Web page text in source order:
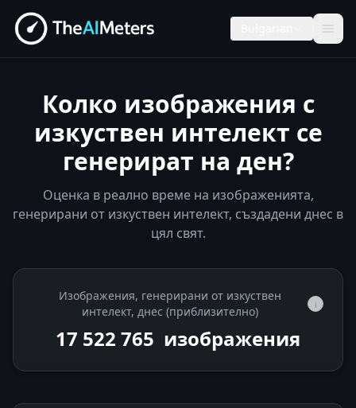
Колко изображения с
изкуствен интелект се
генерират на ден?
Оценка в реално време на изображенията,
генерирани от изкуствен интелект, създадени днес в
цял свят.
Изображения, генерирани от изкуствен
интелект, днес (приблизително)
i
17 522 932 изображения